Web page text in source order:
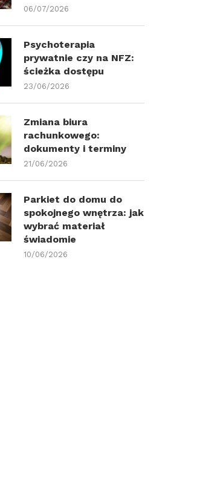
06/07/2026
Psychoterapia
prywatnie czy na NFZ:
ścieżka dostępu
23/06/2026
Zmiana biura
rachunkowego:
dokumenty i terminy
21/06/2026
Parkiet do domu do
spokojnego wnętrza: jak
wybrać materiał
świadomie
10/06/2026